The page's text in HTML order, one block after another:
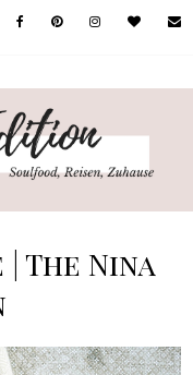
The Nina